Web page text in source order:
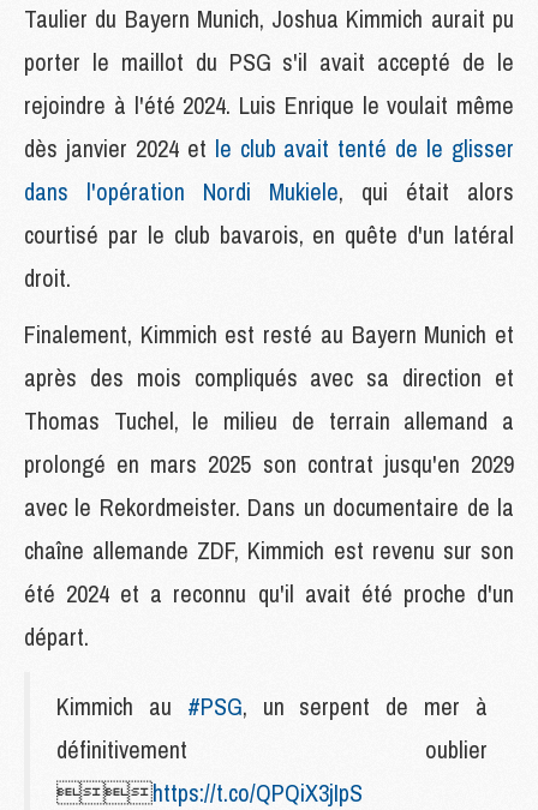
Taulier du Bayern Munich, Joshua Kimmich aurait pu
porter le maillot du PSG s'il avait accepté de le
rejoindre à l'été 2024. Luis Enrique le voulait même
dès janvier 2024 et le club avait tenté de le glisser
dans l'opération Nordi Mukiele, qui était alors
courtisé par le club bavarois, en quête d'un latéral
droit.
Finalement, Kimmich est resté au Bayern Munich et
après des mois compliqués avec sa direction et
Thomas Tuchel, le milieu de terrain allemand a
prolongé en mars 2025 son contrat jusqu'en 2029
avec le Rekordmeister. Dans un documentaire de la
chaîne allemande ZDF, Kimmich est revenu sur son
été 2024 et a reconnu qu'il avait été proche d'un
départ.
Kimmich au #PSG, un serpent de mer à
définitivement oublier
https://t.co/QPQiX3jIpS